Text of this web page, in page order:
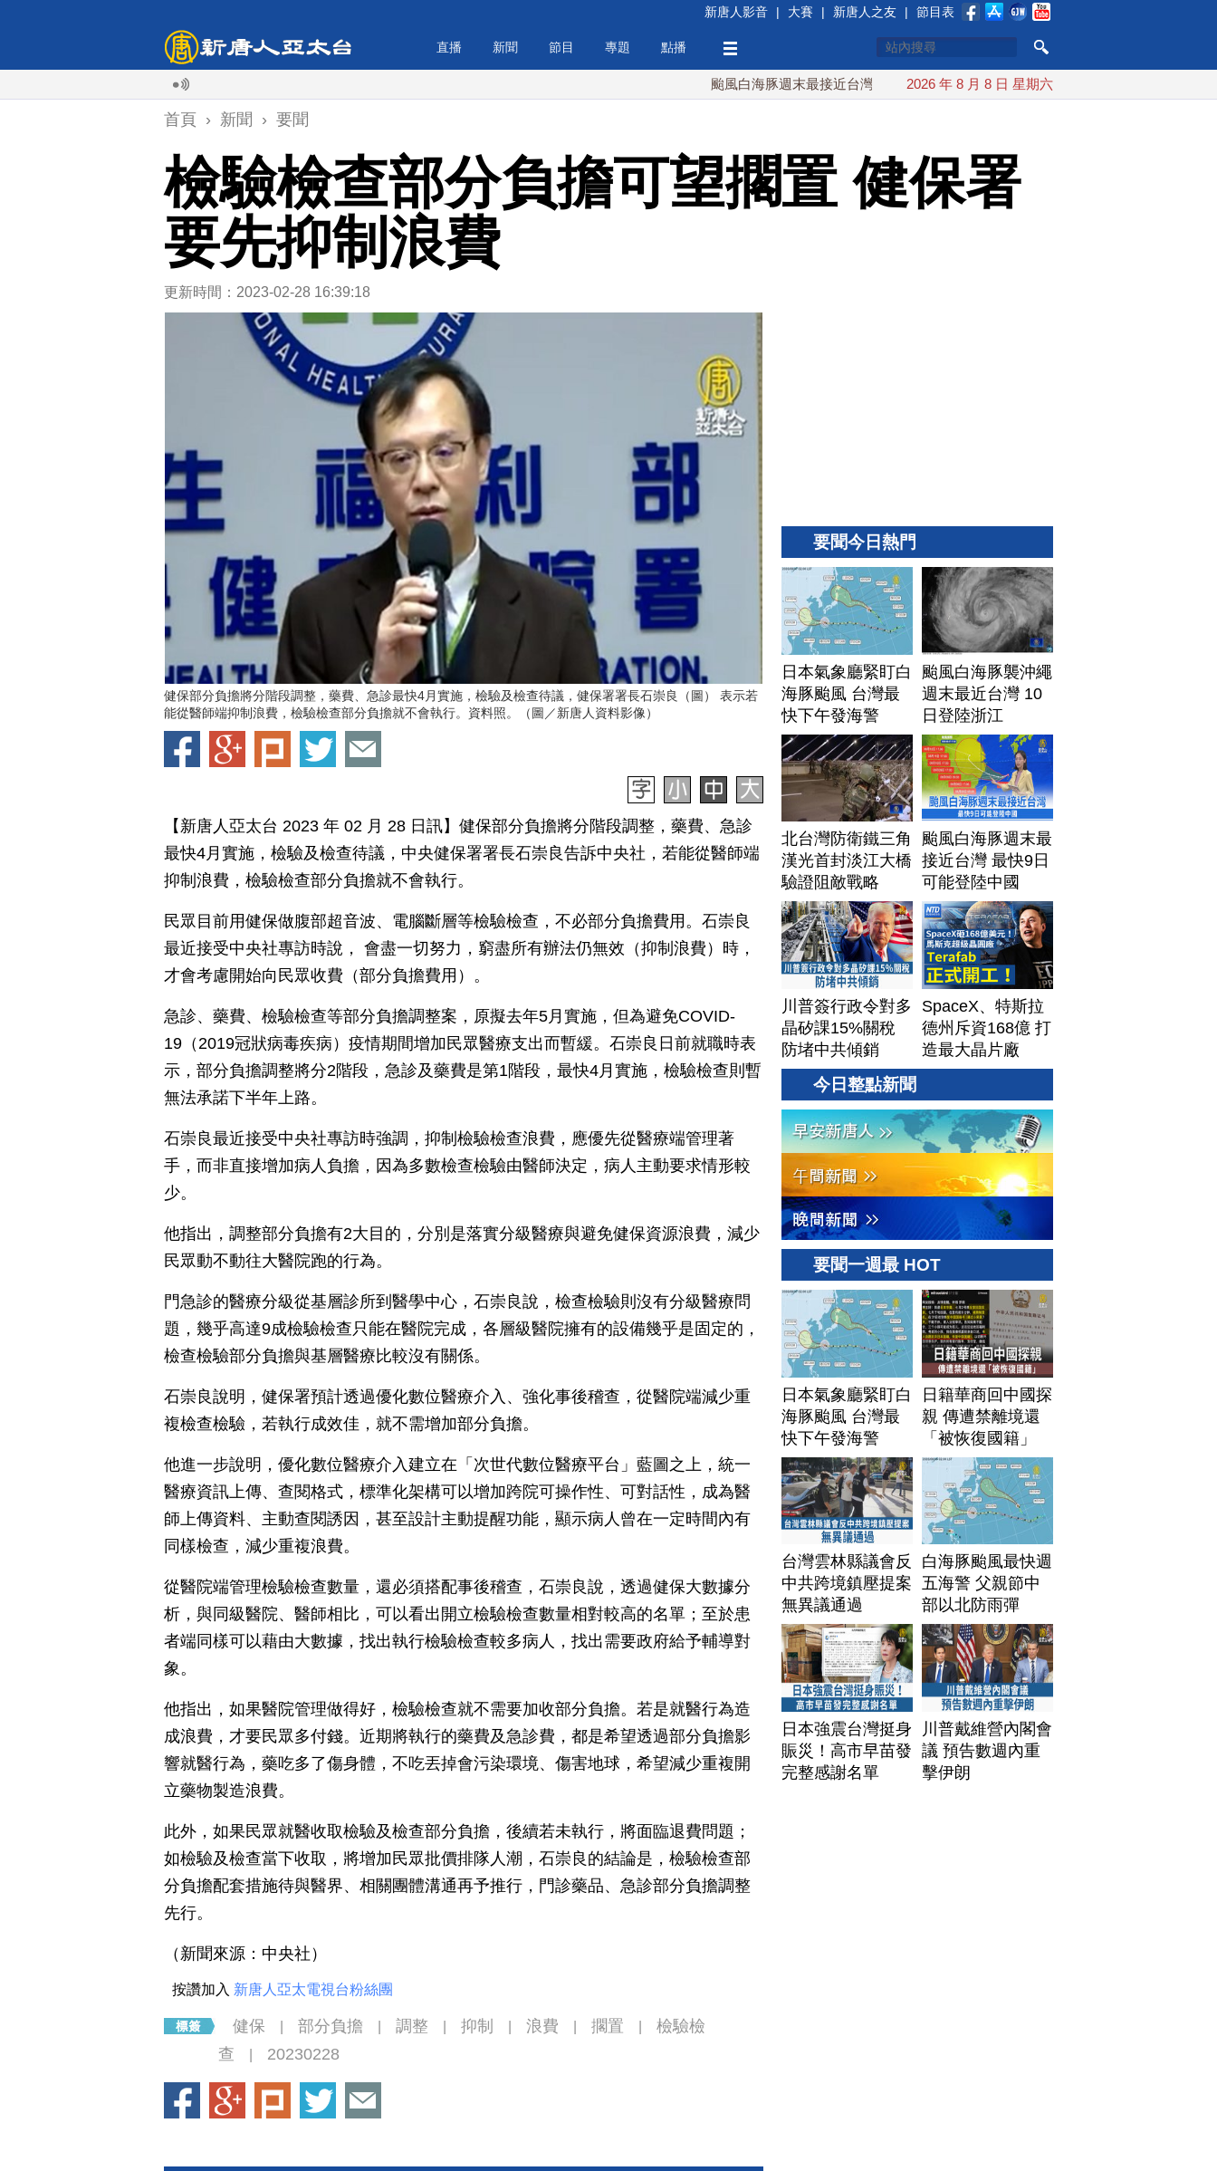
新唐人影音 | 大賽 | 新唐人之友 | 節目表
直播 新聞 節目 專題 點播
颱風白海豚週末最接近台灣 最快9日可能登陸中國 台灣漢光首結合城鎮演習 AIT連續發
2026 年 8 月 8 日 星期六
首頁 › 新聞 › 要聞
檢驗檢查部分負擔可望擱置 健保署
要先抑制浪費
更新時間：2023-02-28 16:39:18
健保部分負擔將分階段調整，藥費、急診最快4月實施，檢驗及檢查待議，健保署署長石崇良（圖） 表示若
能從醫師端抑制浪費，檢驗檢查部分負擔就不會執行。資料照。（圖／新唐人資料影像）
【新唐人亞太台 2023 年 02 月 28 日訊】健保部分負擔將分階段調整，藥費、急診
最快4月實施，檢驗及檢查待議，中央健保署署長石崇良告訴中央社，若能從醫師端
抑制浪費，檢驗檢查部分負擔就不會執行。
民眾目前用健保做腹部超音波、電腦斷層等檢驗檢查，不必部分負擔費用。石崇良
最近接受中央社專訪時說， 會盡一切努力，窮盡所有辦法仍無效（抑制浪費）時，
才會考慮開始向民眾收費（部分負擔費用）。
急診、藥費、檢驗檢查等部分負擔調整案，原擬去年5月實施，但為避免COVID-
19（2019冠狀病毒疾病）疫情期間增加民眾醫療支出而暫緩。石崇良日前就職時表
示，部分負擔調整將分2階段，急診及藥費是第1階段，最快4月實施，檢驗檢查則暫
無法承諾下半年上路。
石崇良最近接受中央社專訪時強調，抑制檢驗檢查浪費，應優先從醫療端管理著
手，而非直接增加病人負擔，因為多數檢查檢驗由醫師決定，病人主動要求情形較
少。
他指出，調整部分負擔有2大目的，分別是落實分級醫療與避免健保資源浪費，減少
民眾動不動往大醫院跑的行為。
門急診的醫療分級從基層診所到醫學中心，石崇良說，檢查檢驗則沒有分級醫療問
題，幾乎高達9成檢驗檢查只能在醫院完成，各層級醫院擁有的設備幾乎是固定的，
檢查檢驗部分負擔與基層醫療比較沒有關係。
石崇良說明，健保署預計透過優化數位醫療介入、強化事後稽查，從醫院端減少重
複檢查檢驗，若執行成效佳，就不需增加部分負擔。
他進一步說明，優化數位醫療介入建立在「次世代數位醫療平台」藍圖之上，統一
醫療資訊上傳、查閱格式，標準化架構可以增加跨院可操作性、可對話性，成為醫
師上傳資料、主動查閱誘因，甚至設計主動提醒功能，顯示病人曾在一定時間內有
同樣檢查，減少重複浪費。
從醫院端管理檢驗檢查數量，還必須搭配事後稽查，石崇良說，透過健保大數據分
析，與同級醫院、醫師相比，可以看出開立檢驗檢查數量相對較高的名單；至於患
者端同樣可以藉由大數據，找出執行檢驗檢查較多病人，找出需要政府給予輔導對
象。
他指出，如果醫院管理做得好，檢驗檢查就不需要加收部分負擔。若是就醫行為造
成浪費，才要民眾多付錢。近期將執行的藥費及急診費，都是希望透過部分負擔影
響就醫行為，藥吃多了傷身體，不吃丟掉會污染環境、傷害地球，希望減少重複開
立藥物製造浪費。
此外，如果民眾就醫收取檢驗及檢查部分負擔，後續若未執行，將面臨退費問題；
如檢驗及檢查當下收取，將增加民眾批價排隊人潮，石崇良的結論是，檢驗檢查部
分負擔配套措施待與醫界、相關團體溝通再予推行，門診藥品、急診部分負擔調整
先行。
（新聞來源：中央社）
按讚加入 新唐人亞太電視台粉絲團
健保 部分負擔 調整 抑制 浪費 擱置
檢驗檢
查
20230228
要聞今日熱門
日本氣象廳緊盯白
海豚颱風 台灣最
快下午發海警
颱風白海豚襲沖繩
週末最近台灣 10
日登陸浙江
北台灣防衛鐵三角
漢光首封淡江大橋
驗證阻敵戰略
颱風白海豚週末最
接近台灣 最快9日
可能登陸中國
川普簽行政令對多
晶矽課15%關稅
防堵中共傾銷
SpaceX、特斯拉
德州斥資168億 打
造最大晶片廠
Terafab
今日整點新聞
要聞一週最 HOT
日本氣象廳緊盯白
海豚颱風 台灣最
快下午發海警
日籍華商回中國探
親 傳遭禁離境還
「被恢復國籍」
台灣雲林縣議會反
中共跨境鎮壓提案
無異議通過
白海豚颱風最快週
五海警 父親節中
部以北防雨彈
日本強震台灣挺身
賑災！高市早苗發
完整感謝名單
川普戴維營內閣會
議 預告數週內重
擊伊朗